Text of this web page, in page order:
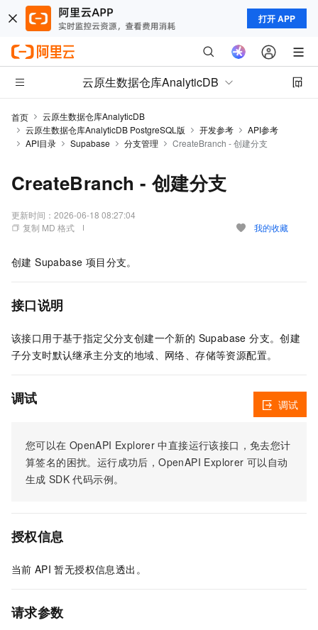
打开 APP
云原生数据仓库AnalyticDB
首页
云原生数据仓库AnalyticDB
云原生数据仓库AnalyticDB PostgreSQL版
开发参考
API参考
API目录
Supabase 分支管理 CreateBranch - 创建分支
CreateBranch - 创建分支
更新时间： 2026-06-18 08:27:04
复制 MD 格式
我的收藏
创建 Supabase 项目分支。
接口说明
该接口用于基于指定父分支创建一个新的 Supabase 分支。创建
子分支时默认继承主分支的地域、网络、存储等资源配置。
调试
您可以在 OpenAPI Explorer 中直接运行该接口，免去您计
算签名的困扰。运行成功后，OpenAPI Explorer 可以自动
生成 SDK 代码示例。
调试
授权信息
当前 API 暂无授权信息透出。
请求参数